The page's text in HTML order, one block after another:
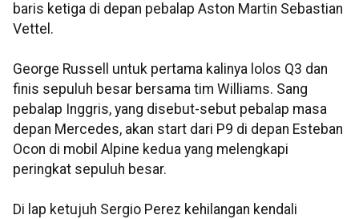
baris ketiga di depan pebalap Aston Martin Sebastian
Vettel.
George Russell untuk pertama kalinya lolos Q3 dan
finis sepuluh besar bersama tim Williams. Sang
pebalap Inggris, yang disebut-sebut pebalap masa
depan Mercedes, akan start dari P9 di depan Esteban
Ocon di mobil Alpine kedua yang melengkapi
peringkat sepuluh besar.
Di lap ketujuh Sergio Perez kehilangan kendali